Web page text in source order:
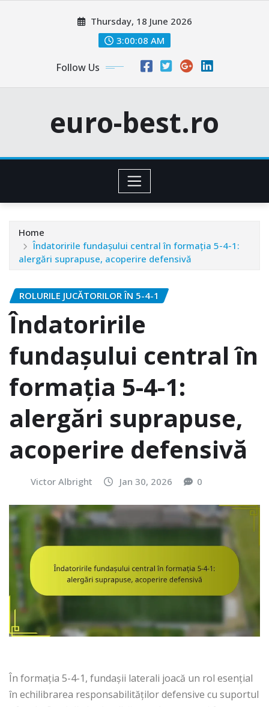
Thursday, 18 June 2026
3:00:09 AM
Follow Us
euro-best.ro
Home
Îndatoririle fundașului central în formația 5-4-1:
alergări suprapuse, acoperire defensivă
ROLURILE JUCĂTORILOR ÎN 5-4-1
Îndatoririle
fundașului central în
formația 5-4-1:
alergări suprapuse,
acoperire defensivă
Victor Albright Jan 30, 2026 0
În formația 5-4-1, fundașii laterali joacă un rol esențial
în echilibrarea responsabilităților defensive cu suportul